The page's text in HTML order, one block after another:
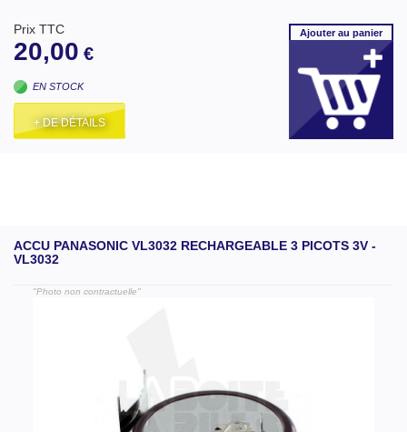
Prix TTC
20,00 €
EN STOCK
+ DE DÉTAILS
Ajouterau panier
ACCU PANASONIC VL3032 RECHARGEABLE 3 PICOTS 3V -
VL3032
"Photo non contractuelle"